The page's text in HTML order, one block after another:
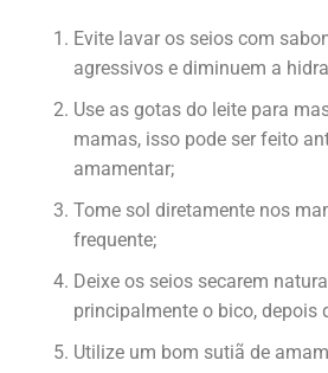
Evite lavar os seios com
agressivos e diminuem a
Use as gotas do leite para
mamas, isso pode ser feito
amamentar;
Tome sol diretamente nos
frequente;
Deixe os seios secarem
principalmente o bico, depois
Utilize um bom sutiã de